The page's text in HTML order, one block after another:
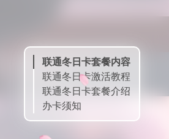
联通冬日卡套餐内容
联通冬日卡激活教程
联通冬日卡套餐介绍
办卡须知
申请链接